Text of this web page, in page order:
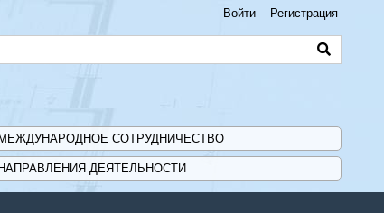
Войти Регистрация
МЕЖДУНАРОДНОЕ СОТРУДНИЧЕСТВО
НАПРАВЛЕНИЯ ДЕЯТЕЛЬНОСТИ